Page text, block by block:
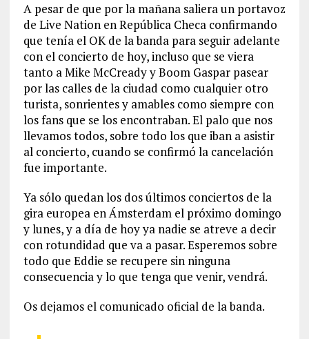
A pesar de que por la mañana saliera un portavoz
de Live Nation en República Checa confirmando
que tenía el OK de la banda para seguir adelante
con el concierto de hoy, incluso que se viera
tanto a Mike McCready y Boom Gaspar pasear
por las calles de la ciudad como cualquier otro
turista, sonrientes y amables como siempre con
los fans que se los encontraban. El palo que nos
llevamos todos, sobre todo los que iban a asistir
al concierto, cuando se confirmó la cancelación
fue importante.
Ya sólo quedan los dos últimos conciertos de la
gira europea en Ámsterdam el próximo domingo
y lunes, y a día de hoy ya nadie se atreve a decir
con rotundidad que va a pasar. Esperemos sobre
todo que Eddie se recupere sin ninguna
consecuencia y lo que tenga que venir, vendrá.
Os dejamos el comunicado oficial de la banda.